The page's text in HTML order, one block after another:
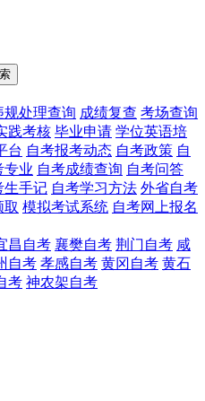
规处理查询 成绩复查 考场查询
践考核 毕业申请 学位英语培
台 自考报考动态 自考政策 自
专业 自考成绩查询 自考问答
生手记 自考学习方法 外省自考
取 模拟考试系统 自考网上报名
昌自考 襄樊自考 荆门自考 咸
自考 孝感自考 黄冈自考 黄石
考 神农架自考